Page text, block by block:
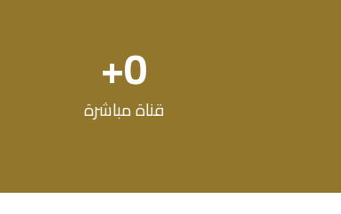
قناة مباشرة
0
+